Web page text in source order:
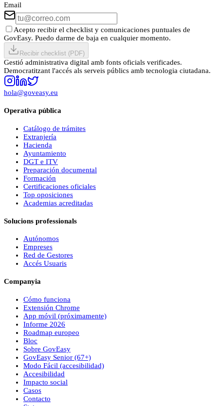
Email
Acepto recibir el checklist y comunicaciones puntuales de
GovEasy. Puedo darme de baja en cualquier momento.
Recibir checklist (PDF)
Gestió administrativa digital amb fonts oficials verificades.
Democratitzant l'accés als serveis públics amb tecnologia ciutadana.
hola@goveasy.eu
Operativa pública
Catálogo de trámites
Extranjería
Hacienda
Ayuntamiento
DGT e ITV
Preparación documental
Formación
Certificaciones oficiales
Top oposiciones
Academias acreditadas
Solucions professionals
Autónomos
Empreses
Red de Gestores
Accés Usuaris
Companyia
Cómo funciona
Extensión Chrome
App móvil (próximamente)
Informe 2026
Roadmap europeo
Bloc
Sobre GovEasy
GovEasy Senior (67+)
Modo Fácil (accesibilidad)
Accesibilidad
Impacto social
Casos
Contacto